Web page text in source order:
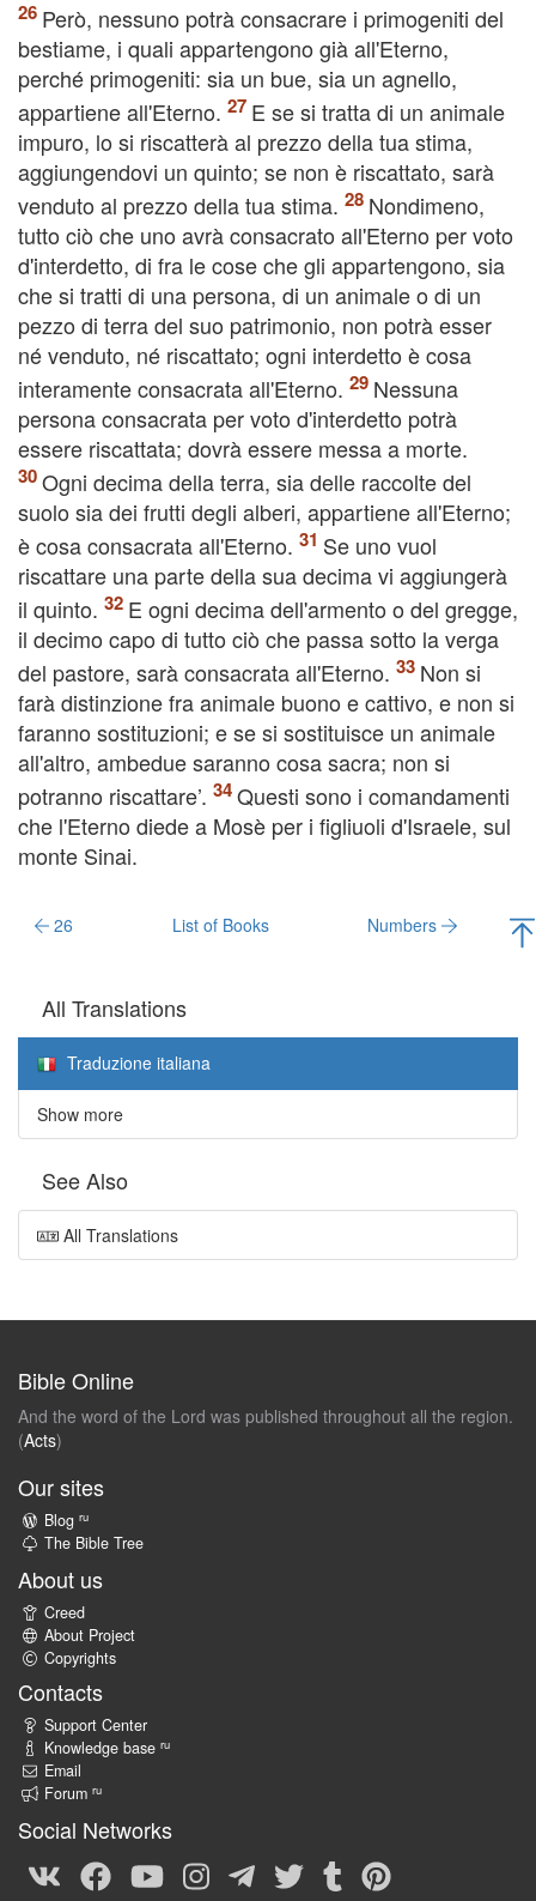
Però, nessuno potrà consacrare i primogeniti del
bestiame, i quali appartengono già all'Eterno,
perché primogeniti: sia un bue, sia un agnello,
appartiene all'Eterno.
E se si tratta di un animale
impuro, lo si riscatterà al prezzo della tua stima,
aggiungendovi un quinto; se non è riscattato, sarà
venduto al prezzo della tua stima.
Nondimeno,
tutto ciò che uno avrà consacrato all'Eterno per voto
d'interdetto, di fra le cose che gli appartengono, sia
che si tratti di una persona, di un animale o di un
pezzo di terra del suo patrimonio, non potrà esser
né venduto, né riscattato; ogni interdetto è cosa
interamente consacrata all'Eterno.
Nessuna
persona consacrata per voto d'interdetto potrà
essere riscattata; dovrà essere messa a morte.
Ogni decima della terra, sia delle raccolte del
suolo sia dei frutti degli alberi, appartiene all'Eterno;
è cosa consacrata all'Eterno.
Se uno vuol
riscattare una parte della sua decima vi aggiungerà
il quinto.
E ogni decima dell'armento o del gregge,
il decimo capo di tutto ciò che passa sotto la verga
del pastore, sarà consacrata all'Eterno.
Non si
farà distinzione fra animale buono e cattivo, e non si
faranno sostituzioni; e se si sostituisce un animale
all'altro, ambedue saranno cosa sacra; non si
potranno riscattare’.
Questi sono i comandamenti
che l'Eterno diede a Mosè per i figliuoli d'Israele, sul
monte Sinai.
26 List of Books Numbers
All Translations
Traduzione italiana
Show more
See Also
All Translations
Bible Online
And the word of the Lord was published throughout all the region.
(Acts)
Our sites
Blog ru
The Bible Tree
About us
Creed
About Project
Copyrights
Contacts
Support Center
Knowledge base ru
Email
Forum ru
Social Networks